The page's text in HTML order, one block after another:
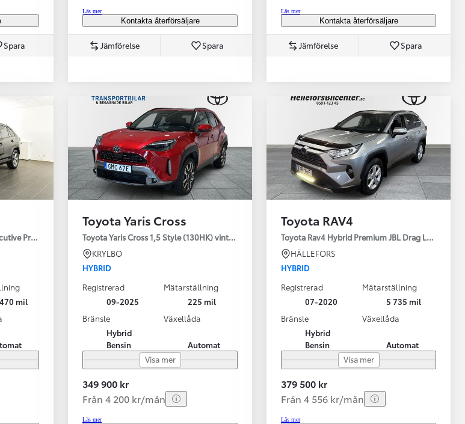
Från 350 900 kr
Från 3 450 kr/mån
Easy Billån
Nya GR GT
The soul lives on
Toyota
När varje jobb
Spara
Läs mer
Kontakta återförsäljare
Jämförelse Spara
Läs mer
Kontakta återförsäljare
Jämförelse Spara
Premium Drag 360-kamera JBL
mil
Toyota Yaris Cross
Toyota Yaris Cross 1,5 Style (130HK) vinterhjul
KRYLBO
HYBRID
Registrerad
09-2025
Mätarställning
225 mil
Bränsle
Hybrid
Bensin
Växellåda
Automat
Visa mer
349 900 kr
Från 4 200 kr/mån
Läs mer
Toyota RAV4
Toyota Rav4 Hybrid Premium JBL Drag Led ramp
HÄLLEFORS
HYBRID
Registrerad
07-2020
Mätarställning
5 735 mil
Bränsle
Hybrid
Bensin
Växellåda
Automat
Visa mer
379 500 kr
Från 4 556 kr/mån
Läs mer